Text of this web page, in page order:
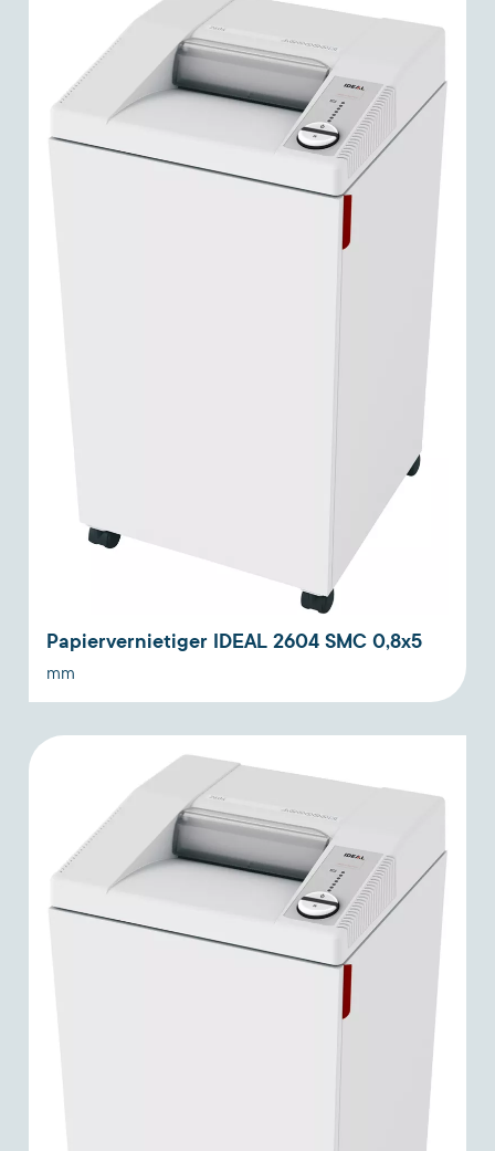
Papiervernietiger IDEAL 2604 SMC 0,8x5
mm